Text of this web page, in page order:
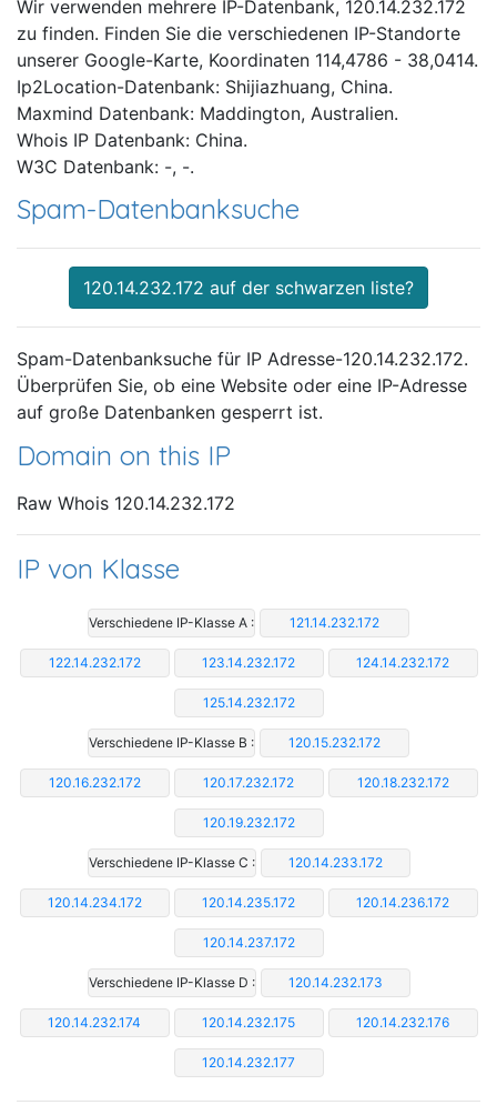
Wir verwenden mehrere IP-Datenbank, 120.14.232.172
zu finden. Finden Sie die verschiedenen IP-Standorte
unserer Google-Karte, Koordinaten 114,4786 - 38,0414.
Ip2Location-Datenbank: Shijiazhuang, China.
Maxmind Datenbank: Maddington, Australien.
Whois IP Datenbank: China.
W3C Datenbank: -, -.
Spam-Datenbanksuche
120.14.232.172 auf der schwarzen liste?
Spam-Datenbanksuche für IP Adresse-120.14.232.172.
Überprüfen Sie, ob eine Website oder eine IP-Adresse
auf große Datenbanken gesperrt ist.
Domain on this IP
Raw Whois 120.14.232.172
IP von Klasse
Verschiedene IP-Klasse A : 121.14.232.172
122.14.232.172 123.14.232.172 124.14.232.172
125.14.232.172
Verschiedene IP-Klasse B : 120.15.232.172
120.16.232.172 120.17.232.172 120.18.232.172
120.19.232.172
Verschiedene IP-Klasse C : 120.14.233.172
120.14.234.172 120.14.235.172 120.14.236.172
120.14.237.172
Verschiedene IP-Klasse D : 120.14.232.173
120.14.232.174 120.14.232.175 120.14.232.176
120.14.232.177